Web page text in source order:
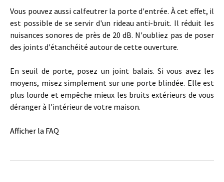
Vous pouvez aussi calfeutrer la porte d'entrée. À cet effet, il
est possible de se servir d'un rideau anti-bruit. Il réduit les
nuisances sonores de près de 20 dB. N'oubliez pas de poser
des joints d'étanchéité autour de cette ouverture.
En seuil de porte, posez un joint balais. Si vous avez les
moyens, misez simplement sur une porte blindée. Elle est
plus lourde et empêche mieux les bruits extérieurs de vous
déranger à l'intérieur de votre maison.
Afficher la FAQ